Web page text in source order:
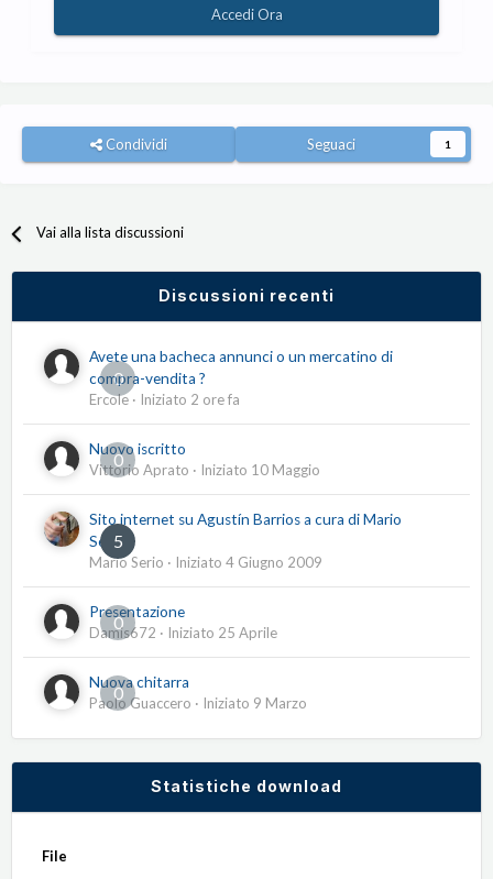
Accedi Ora
Condividi Seguaci 1
Vai alla lista discussioni
Discussioni recenti
0
Avete una bacheca annunci o un mercatino di
compra-vendita ?
Ercole · Iniziato 2 ore fa
0
Nuovo iscritto
Vittorio Aprato · Iniziato 10 Maggio
5
Sito internet su Agustín Barrios a cura di Mario
Serio
Mario Serio · Iniziato 4 Giugno 2009
0
Presentazione
Damis672 · Iniziato 25 Aprile
0
Nuova chitarra
Paolo Guaccero · Iniziato 9 Marzo
Statistiche download
File